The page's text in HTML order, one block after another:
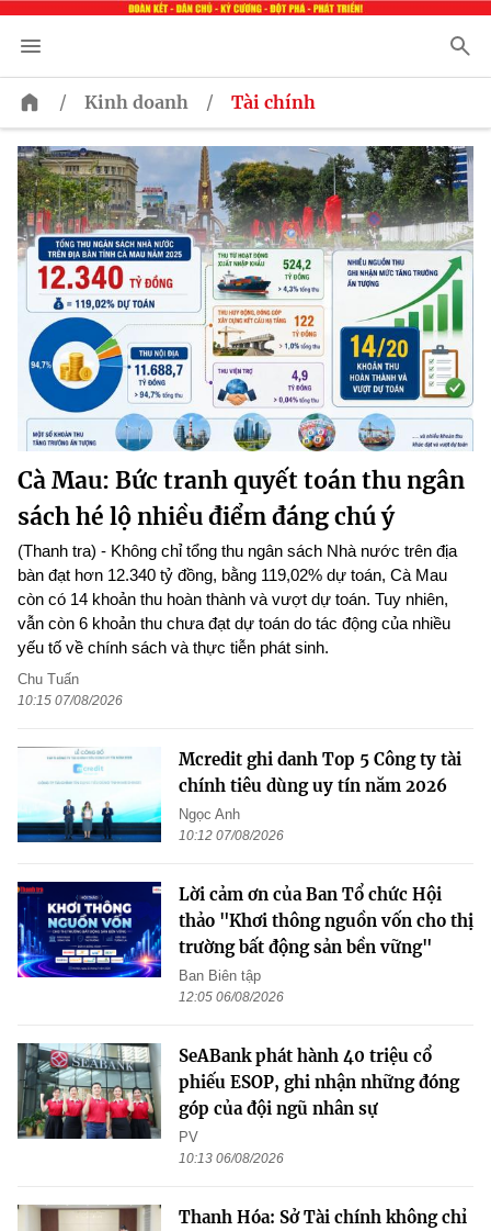
/ Kinh doanh / Tài chính
Cà Mau: Bức tranh quyết toán thu ngân
sách hé lộ nhiều điểm đáng chú ý
(Thanh tra) - Không chỉ tổng thu ngân sách Nhà nước trên địa
bàn đạt hơn 12.340 tỷ đồng, bằng 119,02% dự toán, Cà Mau
còn có 14 khoản thu hoàn thành và vượt dự toán. Tuy nhiên,
vẫn còn 6 khoản thu chưa đạt dự toán do tác động của nhiều
yếu tố về chính sách và thực tiễn phát sinh.
Chu Tuấn
10:15 07/08/2026
Mcredit ghi danh Top 5 Công ty tài
chính tiêu dùng uy tín năm 2026
Ngọc Anh
10:12 07/08/2026
Lời cảm ơn của Ban Tổ chức Hội
thảo "Khơi thông nguồn vốn cho thị
trường bất động sản bền vững"
Ban Biên tập
12:05 06/08/2026
SeABank phát hành 40 triệu cổ
phiếu ESOP, ghi nhận những đóng
góp của đội ngũ nhân sự
PV
10:13 06/08/2026
Thanh Hóa: Sở Tài chính không chỉ